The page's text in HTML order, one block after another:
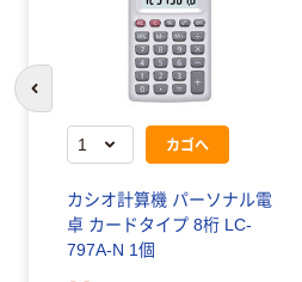
カゴへ
カシオ計算機 パーソナル電
卓 カードタイプ 8桁 LC-
797A-N 1個
前のスライドへ